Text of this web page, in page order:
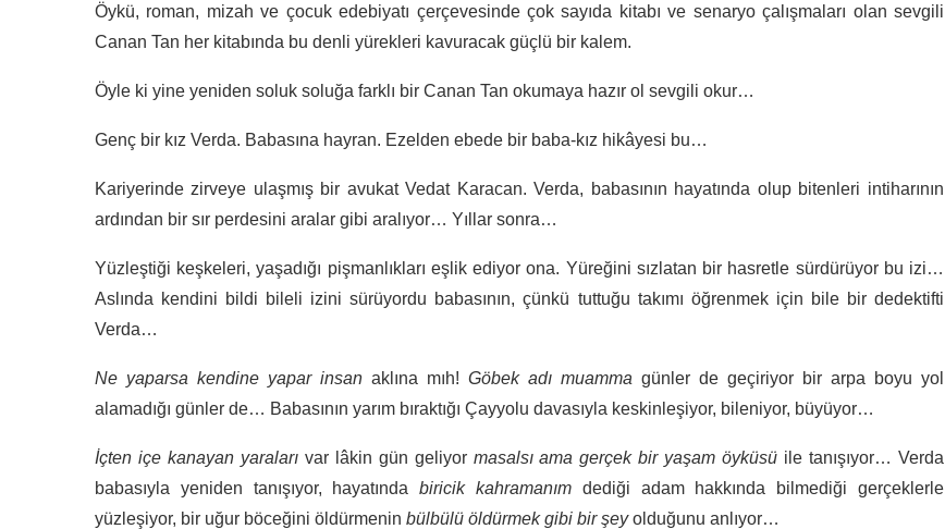
Öykü, roman, mizah ve çocuk edebiyatı çerçevesinde çok sayıda kitabı ve senaryo çalışmaları olan sevgili
Canan Tan her kitabında bu denli yürekleri kavuracak güçlü bir kalem.
Öyle ki yine yeniden soluk soluğa farklı bir Canan Tan okumaya hazır ol sevgili okur…
Genç bir kız Verda. Babasına hayran. Ezelden ebede bir baba-kız hikâyesi bu…
Kariyerinde zirveye ulaşmış bir avukat Vedat Karacan. Verda, babasının hayatında olup bitenleri intiharının
ardından bir sır perdesini aralar gibi aralıyor… Yıllar sonra…
Yüzleştiği keşkeleri, yaşadığı pişmanlıkları eşlik ediyor ona. Yüreğini sızlatan bir hasretle sürdürüyor bu izi…
Aslında kendini bildi bileli izini sürüyordu babasının, çünkü tuttuğu takımı öğrenmek için bile bir dedektifti
Verda…
Ne yaparsa kendine yapar insan aklına mıh! Göbek adı muamma günler de geçiriyor bir arpa boyu yol
alamadığı günler de… Babasının yarım bıraktığı Çayyolu davasıyla keskinleşiyor, bileniyor, büyüyor…
İçten içe kanayan yaralarıvar lâkin gün geliyor masalsı ama gerçek bir yaşam öyküsü ile tanışıyor… Verda
babasıyla yeniden tanışıyor, hayatındabiricik kahramanım dediği adam hakkında bilmediği gerçeklerle
yüzleşiyor, bir uğur böceğini öldürmenin bülbülü öldürmek gibi bir şeyolduğunu anlıyor…